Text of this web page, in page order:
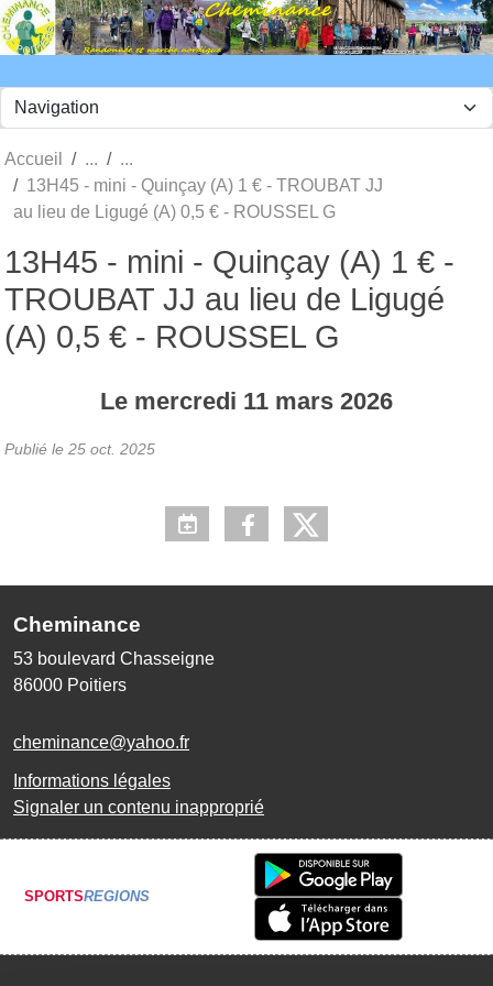
Accueil
13H45 - mini - Quinçay (A) 1 € - TROUBAT JJ
au lieu de Ligugé (A) 0,5 € - ROUSSEL G
13H45 - mini - Quinçay (A) 1 € -
TROUBAT JJ au lieu de Ligugé
(A) 0,5 € - ROUSSEL G
Le mercredi 11 mars 2026
Publié le 25 oct. 2025
Cheminance
53 boulevard Chasseigne
86000 Poitiers
cheminance@yahoo.fr
Informations légales
Signaler un contenu inapproprié
SPORTSREGIONS
Panneau de gestion des cookies